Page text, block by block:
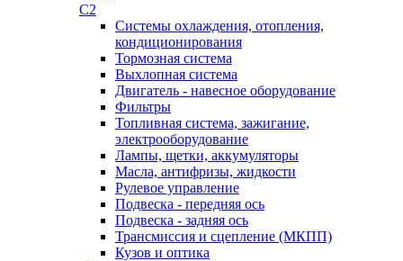
C2
Системы охлаждения, отопления,
кондиционирования
Тормозная система
Выхлопная система
Двигатель - навесное оборудование
Фильтры
Топливная система, зажигание,
электрооборудование
Лампы, щетки, аккумуляторы
Масла, антифризы, жидкости
Рулевое управление
Подвеска - передняя ось
Подвеска - задняя ось
Трансмиссия и сцепление (МКПП)
Кузов и оптика